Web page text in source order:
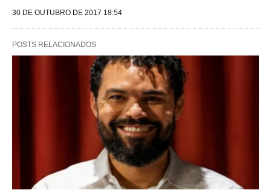
t
e
30 DE OUTUBRO DE 2017 18:54
POSTS RELACIONADOS